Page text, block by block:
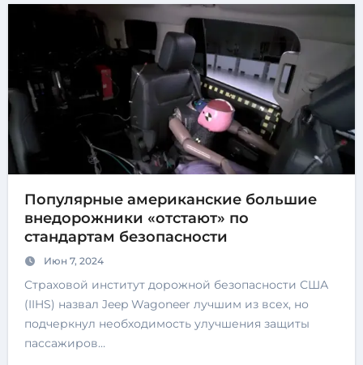
Популярные американские большие
внедорожники «отстают» по
стандартам безопасности
Июн 7, 2024
Страховой институт дорожной безопасности США
(IIHS) назвал Jeep Wagoneer лучшим из всех, но
подчеркнул необходимость улучшения защиты
пассажиров…